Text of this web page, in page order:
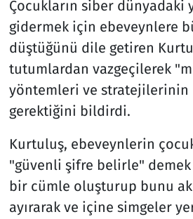
Çocukların siber dünyadaki
gidermek için ebeveynlere
düştüğünü dile getiren
tutumlardan vazgeçilerek
yöntemleri ve stratejilerinin
gerektiğini bildirdi.
Kurtuluş, ebeveynlerin
"güvenli şifre belirle"
bir cümle oluşturup bunu
ayırarak ve içine simgeler